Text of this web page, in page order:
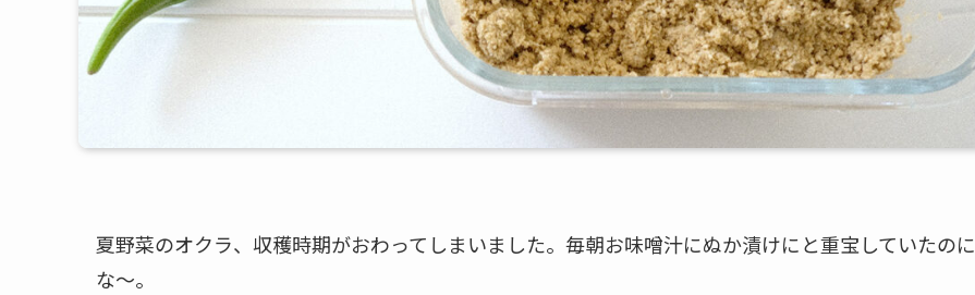
夏野菜のオクラ、収穫時期がおわってしまいました。毎朝お味噌汁にぬか漬けにと重宝していたのに
な〜。